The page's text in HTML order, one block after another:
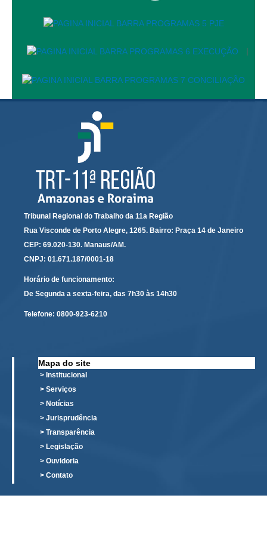
Calendário de Suspensão
Certidões
Concursos
Diários Eletrônicos
Espaço do Servidor
Guias de recolhimento
Leilão Público
Mapa do site
META 9 do CNJ
Pauta Digital
PJE
Plantão Judiciário
Cadastrar Processos
Inscrição para mediação e conciliação – Cejusc 1º e 2º
Perguntas Frequentes
Eventos
Portal Execução
Portal Proad
Pequeno Valor
|
Tribunal Regional do Trabalho da 11a Região
Rua Visconde de Porto Alegre, 1265. Bairro: Praça 14 de Janeiro
CEP: 69.020-130. Manaus/AM.
CNPJ: 01.671.187/0001-18
Horário de funcionamento:
De Segunda a sexta-feira, das 7h30 às 14h30
Telefone: 0800-923-6210
Mapa do site
> Institucional
> Serviços
> Notícias
> Jurisprudência
> Transparência
> Legislação
> Ouvidoria
> Contato